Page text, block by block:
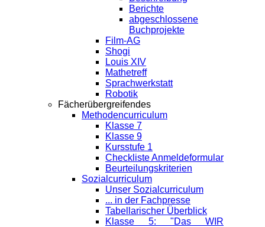
Berichte
abgeschlossene
Buchprojekte
Film-AG
Shogi
Louis XIV
Mathetreff
Sprachwerkstatt
Robotik
Fächerübergreifendes
Methodencurriculum
Klasse 7
Klasse 9
Kursstufe 1
Checkliste Anmeldeformular
Beurteilungskriterien
Sozialcurriculum
Unser Sozialcurriculum
... in der Fachpresse
Tabellarischer Überblick
Klasse 5: "Das WIR